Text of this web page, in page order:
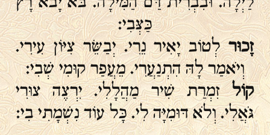
כַּצְּבִי:
זָכוּרלְטוֹב יָאִיר נֵרִי. יְבַשֵּׂר צִיּוֹן עִירִי.
וְיֹאמַר לָהּ הִתְנַעֲרִי. מֵעֲפַר קוּמִי שְׁבִי:
קוֹלזִמְרַת שִׁיר מַהֲלָלִי. יִרְצֶה צוּרִי
גֹּאֲלִי. וְלֹא דּוּמִיָּה לִי. כָּל עוֹד נִשְׁמָתִי בִי: